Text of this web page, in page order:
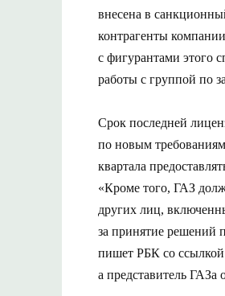
внесена в
контрагенты
с фигурантами этого
работы с группой по
Срок последней
по новым
квартала
«Кроме того, ГАЗ
других лиц,
за принятие решений
пишет РБК со ссылкой
а представитель ГАЗа